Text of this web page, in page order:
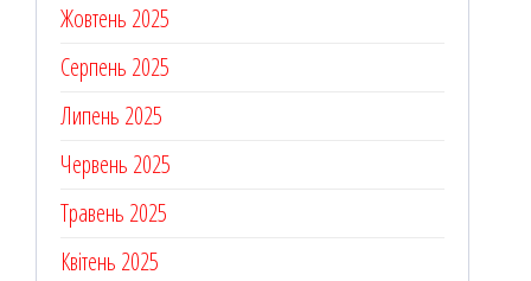
Жовтень 2025
Серпень 2025
Липень 2025
Червень 2025
Травень 2025
Квітень 2025